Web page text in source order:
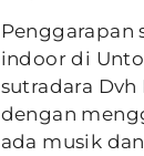
Penggarapan
indoor di
sutradara
dengan
ada musik